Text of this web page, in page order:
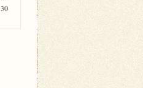
30